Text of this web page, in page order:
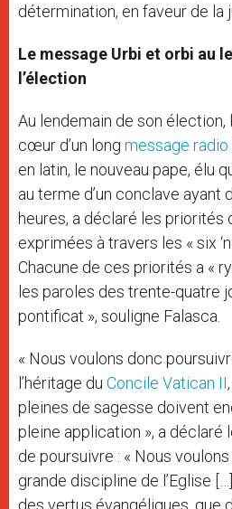
détermination, en faveur de la
Le message Urbi et orbi au
l’élection
Au lendemain de son élection,
cœur d’un long message radio
en latin, le nouveau pape, élu
au terme d’un conclave ayant
heures, a déclaré les priorités
exprimées à travers les « six
Chacune de ces priorités a «
les paroles des trente-quatre
pontificat », souligne Falasca.
« Nous voulons donc
l’héritage du Concile Vatican II
pleines de sagesse doivent
pleine application », a déclaré
de poursuivre : « Nous
grande discipline de l’Eglise
des vertus évangéliques, que